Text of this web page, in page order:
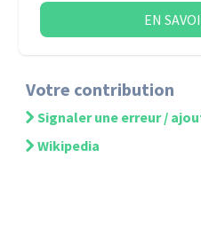
EN
Votre contribution
Signaler une erreur /
Wikipedia